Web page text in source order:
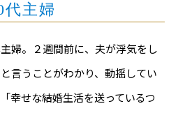
代主婦
婦。２週間前に、夫が浮気をし
言うことがわかり、動揺してい
幸せな結婚生活を送っているつ